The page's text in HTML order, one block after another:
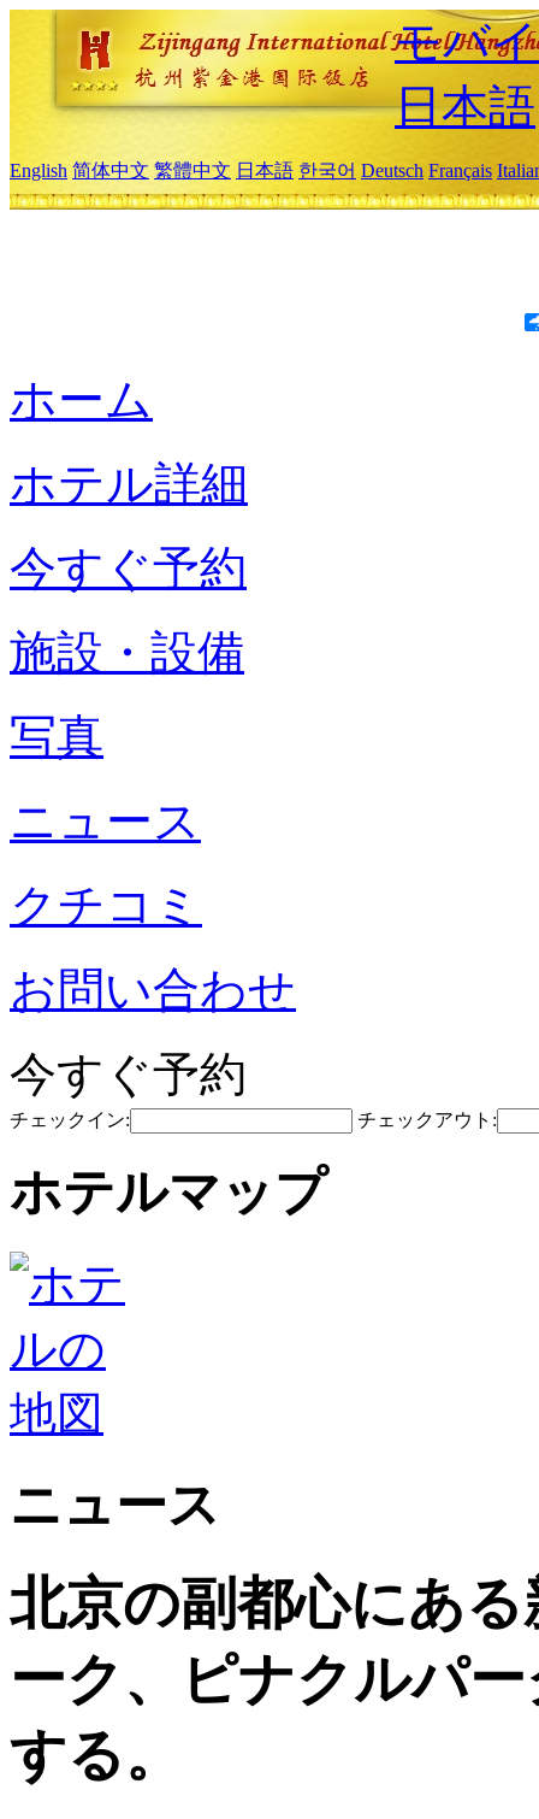
モバ
日本語
English 简体中文 繁體中文 日本語 한국어 Deutsch Français
ホーム
ホテル詳細
今すぐ予約
施設・設備
写真
ニュース
クチコミ
お問い合わせ
今すぐ予約
チェックイン: チェックアウト:
ホテルマップ
ニュース
北京の副都心にあ
ーク、ピナクルパ
する。